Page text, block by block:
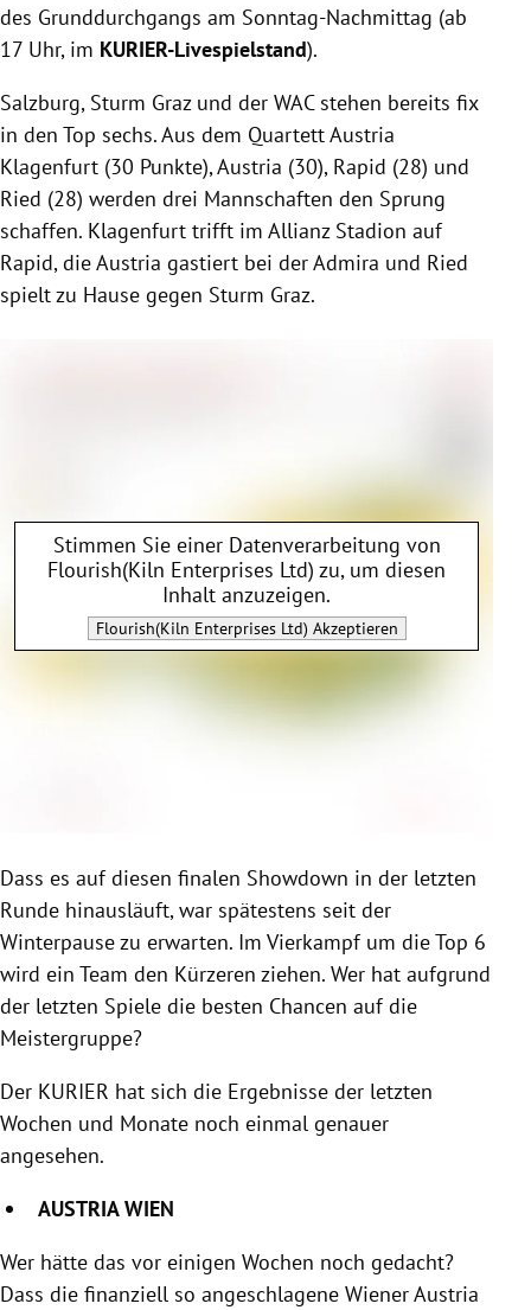
des Grunddurchgangs am Sonntag-Nachmittag (ab
17 Uhr, im KURIER-Livespielstand).
Salzburg, Sturm Graz und der WAC stehen bereits fix
in den Top sechs. Aus dem Quartett Austria
Klagenfurt (30 Punkte), Austria (30), Rapid (28) und
Ried (28) werden drei Mannschaften den Sprung
schaffen. Klagenfurt trifft im Allianz Stadion auf
Rapid, die Austria gastiert bei der Admira und Ried
spielt zu Hause gegen Sturm Graz.
Stimmen Sie einer Datenverarbeitung von
Flourish(Kiln Enterprises Ltd) zu, um diesen
Inhalt anzuzeigen.
Flourish(Kiln Enterprises Ltd) Akzeptieren
Dass es auf diesen finalen Showdown in der letzten
Runde hinausläuft, war spätestens seit der
Winterpause zu erwarten. Im Vierkampf um die Top 6
wird ein Team den Kürzeren ziehen. Wer hat aufgrund
der letzten Spiele die besten Chancen auf die
Meistergruppe?
Der KURIER hat sich die Ergebnisse der letzten
Wochen und Monate noch einmal genauer
angesehen.
AUSTRIA WIEN
Wer hätte das vor einigen Wochen noch gedacht?
Dass die finanziell so angeschlagene Wiener Austria